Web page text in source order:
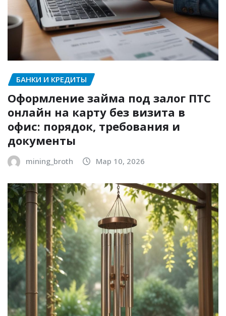
БАНКИ И КРЕДИТЫ
Оформление займа под залог ПТС
онлайн на карту без визита в
офис: порядок, требования и
документы
mining_broth Мар 10, 2026